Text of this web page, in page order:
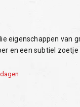
eigenschappen van
en een subtiel zoetje